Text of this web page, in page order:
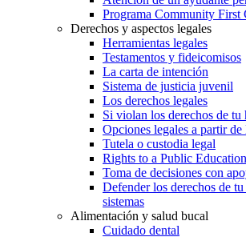
Programa Community First
Derechos y aspectos legales
Herramientas legales
Testamentos y fideicomisos
La carta de intención
Sistema de justicia juvenil
Los derechos legales
Si violan los derechos de tu
Opciones legales a partir de
Tutela o custodia legal
Rights to a Public Education
Toma de decisiones con
Defender los derechos de
sistemas
Alimentación y salud bucal
Cuidado dental